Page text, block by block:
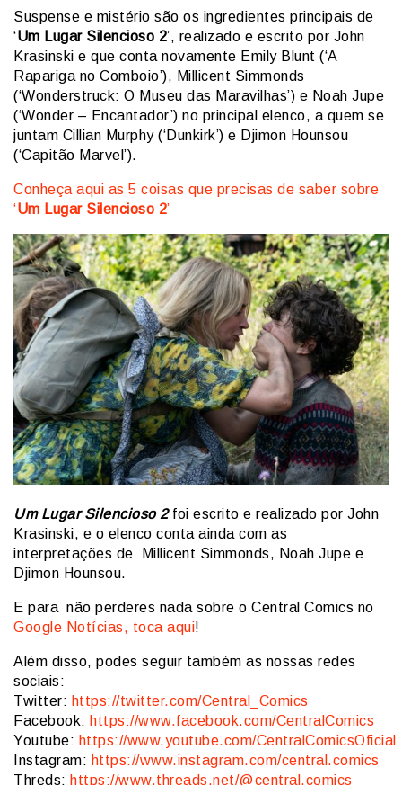
Suspense e mistério são os ingredientes principais de
‘Um Lugar Silencioso 2’, realizado e escrito por John
Krasinski e que conta novamente Emily Blunt (‘A
Rapariga no Comboio’), Millicent Simmonds
(‘Wonderstruck: O Museu das Maravilhas’) e Noah Jupe
(‘Wonder – Encantador’) no principal elenco, a quem se
juntam Cillian Murphy (‘Dunkirk’) e Djimon Hounsou
(‘Capitão Marvel’).
Conheça aqui as 5 coisas que precisas de saber sobre
‘Um Lugar Silencioso 2’
Um Lugar Silencioso 2 foi escrito e realizado por John
Krasinski, e o elenco conta ainda com as
interpretações de Millicent Simmonds, Noah Jupe e
Djimon Hounsou.
E para não perderes nada sobre o Central Comics no
Google Notícias, toca aqui!
Além disso, podes seguir também as nossas redes
sociais:
Twitter: https://twitter.com/Central_Comics
Facebook: https://www.facebook.com/CentralComics
Youtube: https://www.youtube.com/CentralComicsOficial
Instagram: https://www.instagram.com/central.comics
Threds: https://www.threads.net/@central.comics